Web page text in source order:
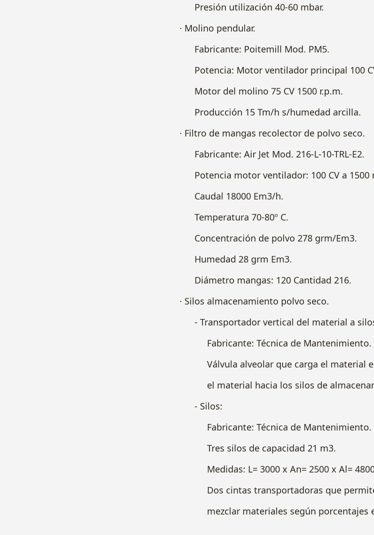
Presión utilización 40-60 mbar.
· Molino pendular.
Fabricante: Poitemill Mod. PM5.
Potencia: Motor ventilador principal 100
Motor del molino 75 CV 1500 r.p.m.
Producción 15 Tm/h s/humedad arcilla.
· Filtro de mangas recolector de polvo seco.
Fabricante: Air Jet Mod. 216-L-10-TRL-E2.
Potencia motor ventilador: 100 CV a 1500
Caudal 18000 Em3/h.
Temperatura 70-80º C.
Concentración de polvo 278 grm/Em3.
Humedad 28 grm Em3.
Diámetro mangas: 120 Cantidad 216.
· Silos almacenamiento polvo seco.
- Transportador vertical del material a
Fabricante: Técnica de Mantenimiento.
Válvula alveolar que carga el material
el material hacia los silos de
- Silos:
Fabricante: Técnica de Mantenimiento.
Tres silos de capacidad 21 m3.
Medidas: L= 3000 x An= 2500 x Al= 4800
Dos cintas transportadoras que
mezclar materiales según